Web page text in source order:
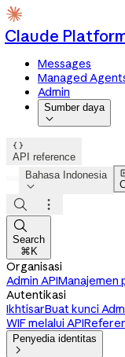
Claude
Messages
Managed
Admin
Sumber daya


API reference
Bahasa Indonesia




Search
⌘K
Organisasi
Admin APIManajemen
Autentikasi
IkhtisarBuat kunci
WIF melalui API
Penyedia identitas
